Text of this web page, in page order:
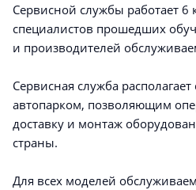
Сервисной службы работает
специалистов прошедших
и производителей
Сервисная служба
автопарком, позволяющим
доставку и монтаж
страны.
Для всех моделей